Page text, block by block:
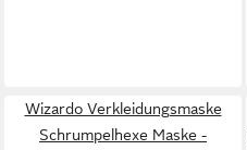
Wizardo Verkleidungsmaske
Schrumpelhexe Maske -